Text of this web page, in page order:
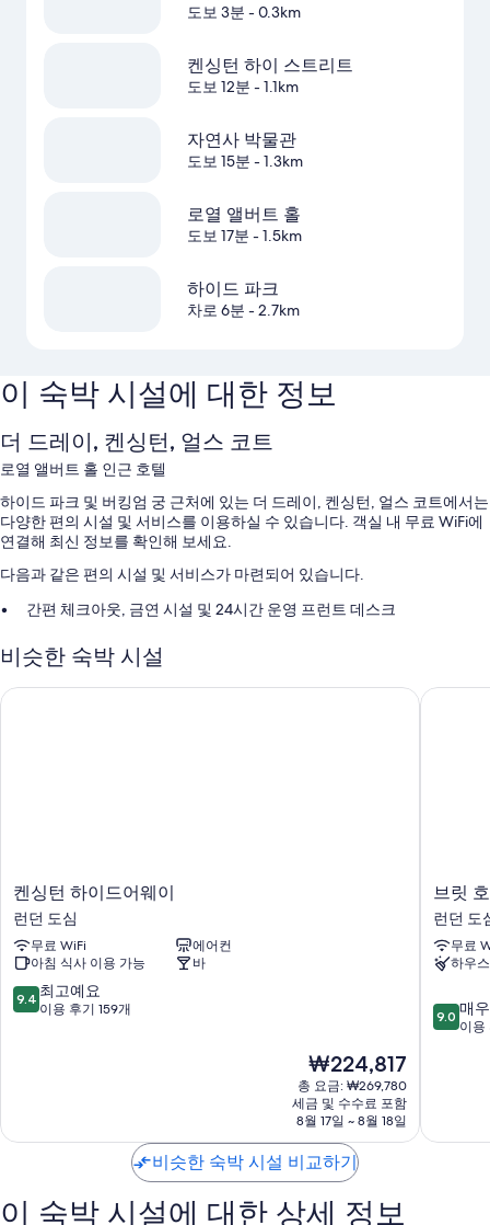
도보 3분 - 0.3km
켄싱턴 하이 스트리트
도보 12분 - 1.1km
자연사 박물관
도보 15분 - 1.3km
로열 앨버트 홀
도보 17분 - 1.5km
하이드 파크
차로 6분 - 2.7km
이 숙박 시설에 대한 정보
더 드레이, 켄싱턴, 얼스 코트
로열 앨버트 홀 인근 호텔
하이드 파크 및 버킹엄 궁 근처에 있는 더 드레이, 켄싱턴, 얼스 코트에서는
다양한 편의 시설 및 서비스를 이용하실 수 있습니다. 객실 내 무료 WiFi에
연결해 최신 정보를 확인해 보세요.
다음과 같은 편의 시설 및 서비스가 마련되어 있습니다.
간편 체크아웃, 금연 시설 및 24시간 운영 프런트 데스크
비슷한 숙박 시설
켄
싱
턴
하
이
드
어
켄싱턴 하이드어웨이
런던 도심
무료 WiFi
에어컨
아침 식사 이용 가능
바
10
점
고
이
9.4 최고예요
이용 후기 159개
현
재
요
금
₩224,817
₩224,817
총 요금: ₩269,780
세금 및 수수료 포함
8월 17일 ~ 8월 18일
켄싱턴 하이드어웨이
브
릿
호
텔
스
스
코
브릿
런던 도
무료
하우
10
점
매
9.0 매
이용
브릿 호
비슷한 숙박 시설 비교하기
이 숙박 시설에 대한 상세 정보